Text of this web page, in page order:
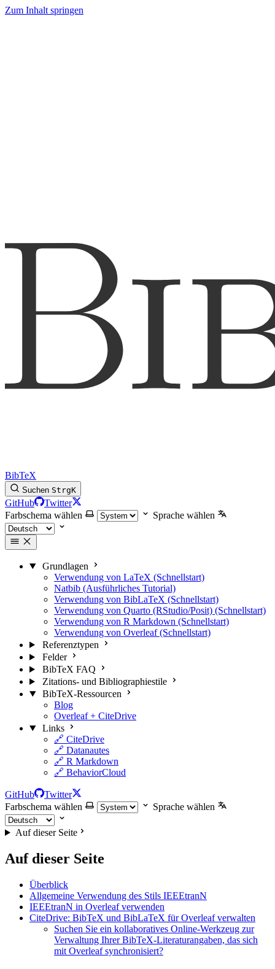
Zum Inhalt springen
BibTeX
Suchen StrgK
GitHub
Twitter
Farbschema wählen
Sprache wählen
Grundlagen
Verwendung von LaTeX (Schnellstart)
Natbib (Ausführliches Tutorial)
Verwendung von BibLaTeX (Schnellstart)
Verwendung von Quarto (RStudio/Posit) (Schnellstart)
Verwendung von R Markdown (Schnellstart)
Verwendung von Overleaf (Schnellstart)
Referenztypen
Felder
BibTeX FAQ
Zitations- und Bibliographiestile
BibTeX-Ressourcen
Blog
Overleaf + CiteDrive
Links
🔗 CiteDrive
🔗 Datanautes
🔗 R Markdown
🔗 BehaviorCloud
GitHub
Twitter
Farbschema wählen
Sprache wählen
Auf dieser Seite
Auf dieser Seite
Überblick
Allgemeine Verwendung des Stils IEEEtranN
IEEEtranN in Overleaf verwenden
CiteDrive: BibTeX und BibLaTeX für Overleaf verwalten
Suchen Sie ein kollaboratives Online-Werkzeug zur
Verwaltung Ihrer BibTeX-Literaturangaben, das sich
mit Overleaf synchronisiert?